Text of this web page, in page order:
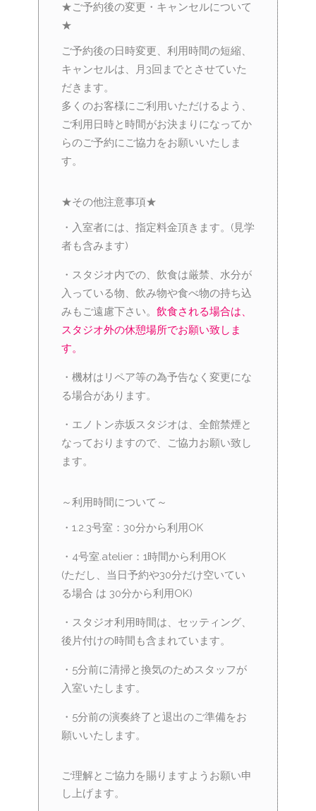
★ご予約後の変更・キャンセルについて
★
ご予約後の日時変更、利用時間の短縮、
キャンセルは、月3回までとさせていた
だきます。
多くのお客様にご利用いただけるよう、
ご利用日時と時間がお決まりになってか
らのご予約にご協力をお願いいたしま
す。
★その他注意事項★
・入室者には、指定料金頂きます。(見学
者も含みます)
・スタジオ内での、飲食は厳禁、水分が
入っている物、飲み物や食べ物の持ち込
みもご遠慮下さい。 飲食される場合は、
スタジオ外の休憩場所でお願い致しま
す。
・機材はリペア等の為予告なく変更にな
る場合があります。
・エノトン赤坂スタジオは、全館禁煙と
なっておりますので、ご協力お願い致し
ます。
～利用時間について～
・1.2.3号室：30分から利用OK
・4号室.atelier：1時間から利用OK
(ただし、当日予約や30分だけ空いてい
る場合 は 30分から利用OK)
・スタジオ利用時間は、セッティング、
後片付けの時間も含まれています。
・5分前に清掃と換気のためスタッフが
入室いたします。
・5分前の演奏終了と退出のご準備をお
願いいたします。
ご理解とご協力を賜りますようお願い申
し上げます。